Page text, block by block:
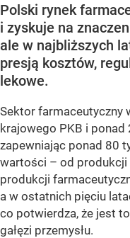
Polski rynek
i zyskuje na
ale w najbliższych
presją kosztów,
lekowe.
Sektor farmaceutyczny
krajowego PKB i
zapewniając ponad 80
wartości – od
produkcji
a w ostatnich pięciu
co potwierdza, że jest
gałęzi przemysłu.